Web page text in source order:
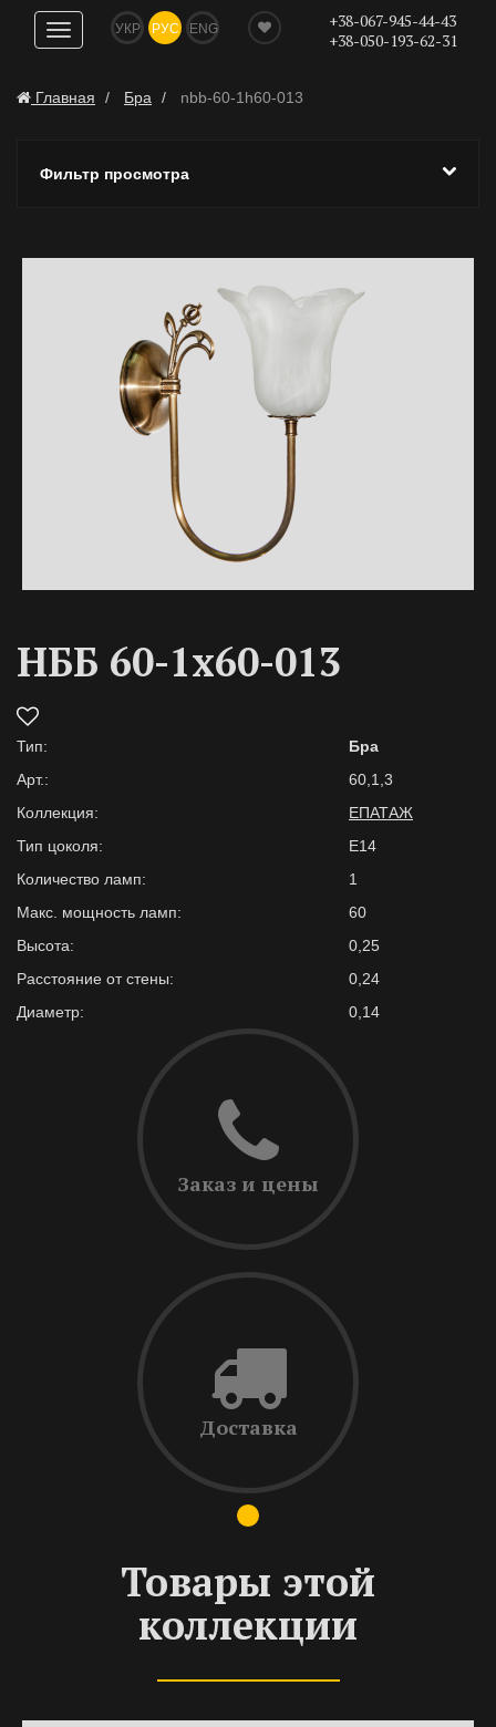
Показать
навигацию
УКР РУС ENG
+38-067-945-44-43
+38-050-193-62-31
Главная Бра nbb-60-1h60-013
Фильтр просмотра
НББ 60-1х60-013
Тип:
Бра
Арт.:
60,1,3
Коллекция:
ЕПАТАЖ
Тип цоколя:
E14
Количество ламп:
1
Макс. мощность ламп:
60
Высота:
0,25
Расстояние от стены:
0,24
Диаметр:
0,14
Заказ и цены
Доставка
Товары этой
коллекции